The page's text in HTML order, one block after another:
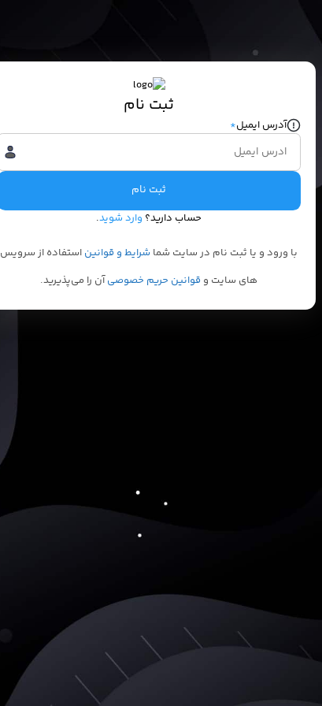
ثبت نام
آدرس ایمیل*
ثبت نام
حساب دارید؟ وارد شوید.
با ورود و یا ثبت نام در سایت شما شرایط و قوانین استفاده از سرویس
های سایت و قوانین حریم خصوصیآن را می‌پذیرید.